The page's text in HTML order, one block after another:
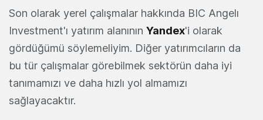
Son olarak yerel çalışmalar hakkında BIC Angelı
Investment'ı yatırım alanının Yandex'i olarak
gördüğümü söylemeliyim. Diğer yatırımcıların da
bu tür çalışmalar görebilmek sektörün daha iyi
tanımamızı ve daha hızlı yol almamızı
sağlayacaktır.